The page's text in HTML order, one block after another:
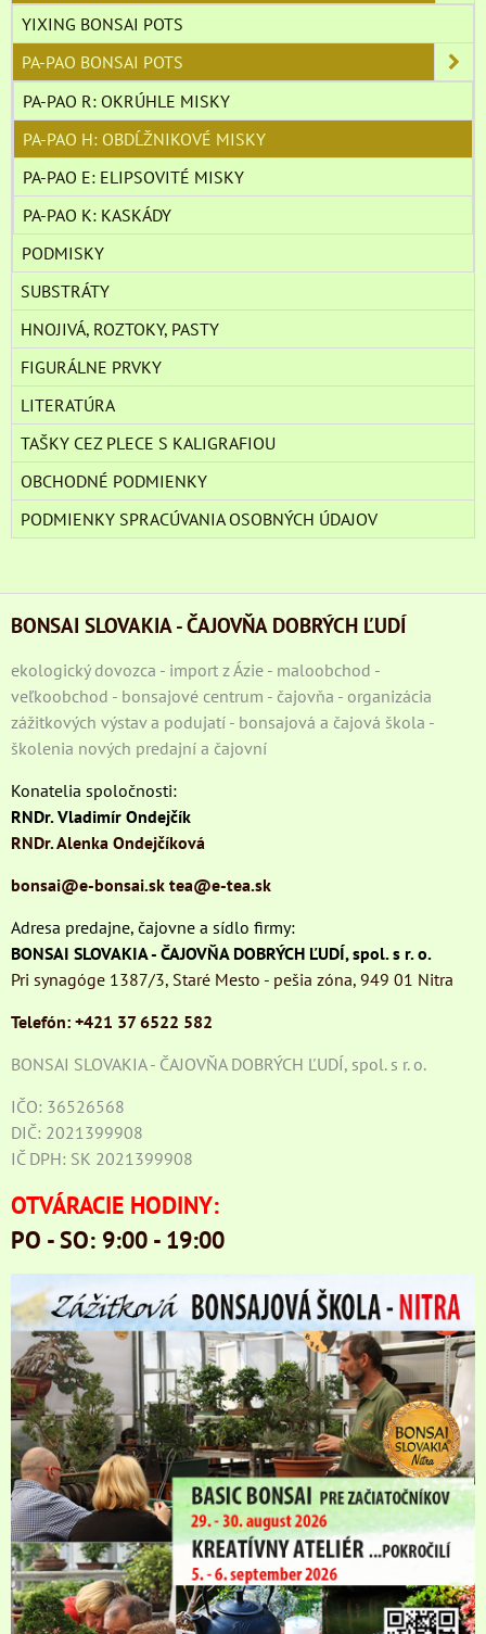
YIXING BONSAI POTS
PA-PAO BONSAI POTS
PA-PAO R: OKRÚHLE MISKY
PA-PAO H: OBDĹŽNIKOVÉ MISKY
PA-PAO E: ELIPSOVITÉ MISKY
PA-PAO K: KASKÁDY
PODMISKY
SUBSTRÁTY
HNOJIVÁ, ROZTOKY, PASTY
FIGURÁLNE PRVKY
LITERATÚRA
TAŠKY CEZ PLECE S KALIGRAFIOU
OBCHODNÉ PODMIENKY
PODMIENKY SPRACÚVANIA OSOBNÝCH ÚDAJOV
BONSAI SLOVAKIA - ČAJOVŇA DOBRÝCH ĽUDÍ
ekologický dovozca - import z Ázie - maloobchod -
veľkoobchod - bonsajové centrum - čajovňa - organizácia
zážitkových výstav a podujatí - bonsajová a čajová škola -
školenia nových predajní a čajovní
Konatelia spoločnosti:
RNDr. Vladimír Ondejčík
RNDr. Alenka Ondejčíková
bonsai@e-bonsai.sk tea@e-tea.sk
Adresa predajne, čajovne a sídlo firmy:
BONSAI SLOVAKIA - ČAJOVŇA DOBRÝCH ĽUDÍ, spol. s r. o.
Pri synagóge 1387/3, Staré Mesto - pešia zóna, 949 01 Nitra
Telefón: +421 37 6522 582
BONSAI SLOVAKIA - ČAJOVŇA DOBRÝCH ĽUDÍ, spol. s r. o.
IČO: 36526568
DIČ: 2021399908
IČ DPH: SK 2021399908
OTVÁRACIE HODINY:
PO - SO: 9:00 - 19:00